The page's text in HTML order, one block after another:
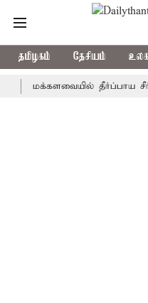
தமிழகம் தேசியம்
மக்களவையில் தீர்ப்பாய